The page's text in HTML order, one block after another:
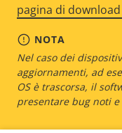
pagina di
NOTA
Nel caso dei
aggiornamenti, ad
OS è trascorsa, il
presentare bug noti